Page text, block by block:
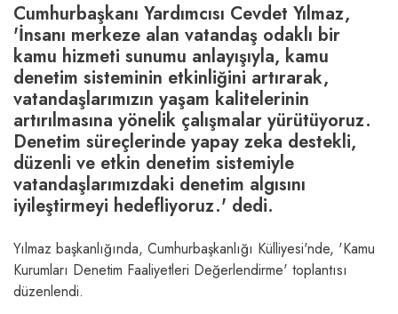
Cumhurbaşkanı Yardımcısı Cevdet Yılmaz,
'İnsanı merkeze alan vatandaş odaklı bir
kamu hizmeti sunumu anlayışıyla, kamu
denetim sisteminin etkinliğini artırarak,
vatandaşlarımızın yaşam kalitelerinin
artırılmasına yönelik çalışmalar yürütüyoruz.
Denetim süreçlerinde yapay zeka destekli,
düzenli ve etkin denetim sistemiyle
vatandaşlarımızdaki denetim algısını
iyileştirmeyi hedefliyoruz.' dedi.
Yılmaz başkanlığında, Cumhurbaşkanlığı Külliyesi'nde, 'Kamu
Kurumları Denetim Faaliyetleri Değerlendirme' toplantısı
düzenlendi.